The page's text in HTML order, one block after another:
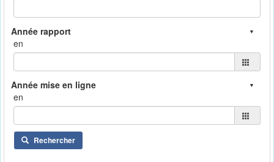
en
en
Rechercher